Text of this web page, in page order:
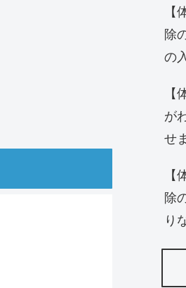
除
の
が
せ
除
り